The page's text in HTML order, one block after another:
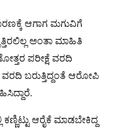
ಆಗಾಗ ಮಗುವಿಗೆ
ಅಂತಾ ಮಾಹಿತಿ
ಪರೀಕ್ಷೆ ವರದಿ
ಬರುತ್ತಿದ್ದಂತೆ ಆರೋಪಿ
ಆರೈಕೆ ಮಾಡಬೇಕಿದ್ದ